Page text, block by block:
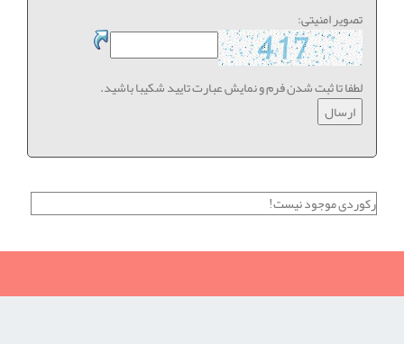
تصویر امنیتی:
لطفا تا ثبت شدن فرم و نمایش عبارت تایید شکیبا باشید.
رکوردی موجود نیست!